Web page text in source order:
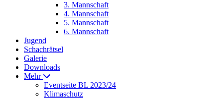
3. Mannschaft
4. Mannschaft
5. Mannschaft
6. Mannschaft
Jugend
Schachrätsel
Galerie
Downloads
Mehr
Eventseite BL 2023/24
Klimaschutz